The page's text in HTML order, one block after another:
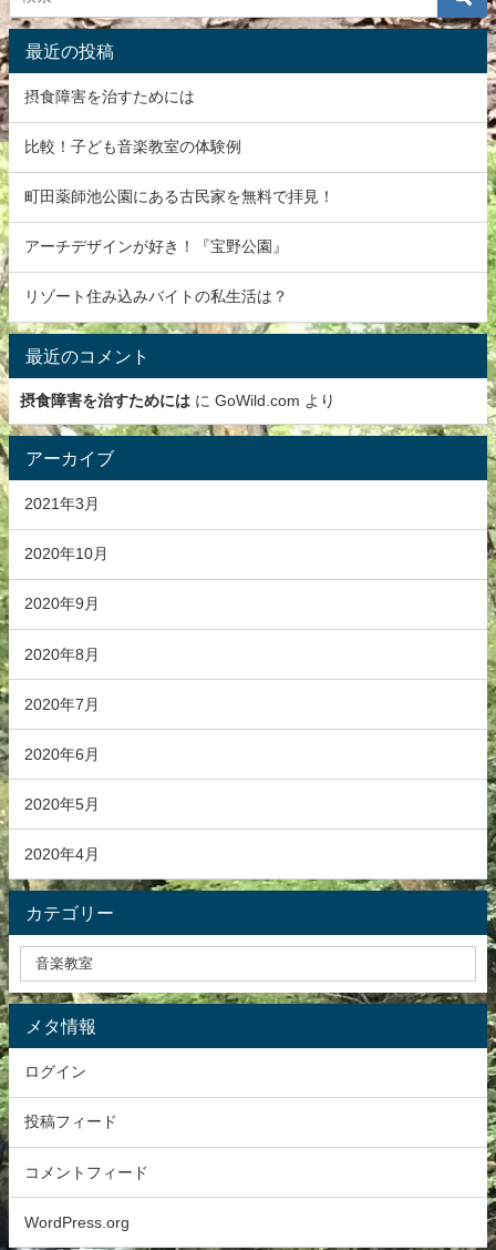
最近の投稿
摂食障害を治すためには
比較！子ども音楽教室の体験例
町田薬師池公園にある古民家を無料で拝見！
アーチデザインが好き！『宝野公園』
リゾート住み込みバイトの私生活は？
最近のコメント
摂食障害を治すためには に GoWild.com より
アーカイブ
2021年3月
2020年10月
2020年9月
2020年8月
2020年7月
2020年6月
2020年5月
2020年4月
カテゴリー
メタ情報
ログイン
投稿フィード
コメントフィード
WordPress.org